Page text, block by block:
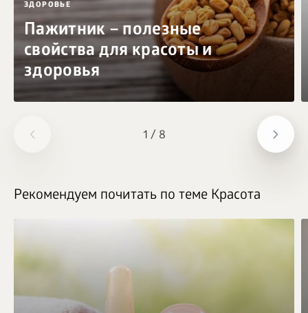
1 / 8
ЗДОРОВЬЕ
Пажитник – полезные
свойства для красоты и
здоровья
Рекомендуем почитать по теме Красота